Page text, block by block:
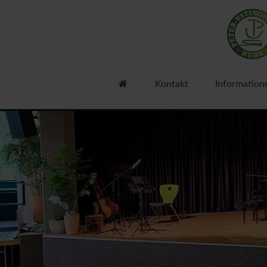
Kontakt
Organisation
Unsere Schule